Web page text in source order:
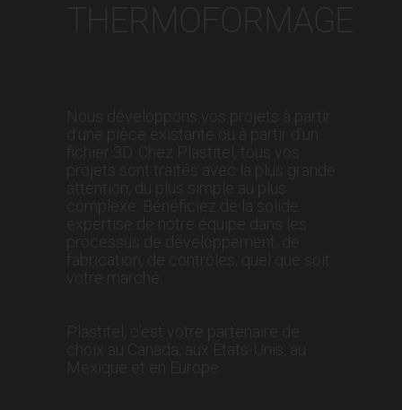
THERMOFORMAGE
Nous développons vos projets à partir
d’une pièce existante ou à partir d’un
fichier 3D. Chez Plastitel, tous vos
projets sont traités avec la plus grande
attention, du plus simple au plus
complexe. Bénéficiez de la solide
expertise de notre équipe dans les
processus de développement, de
fabrication, de contrôles, quel que soit
votre marché.
Plastitel, c’est votre partenaire de
choix au Canada, aux États-Unis, au
Mexique et en Europe.